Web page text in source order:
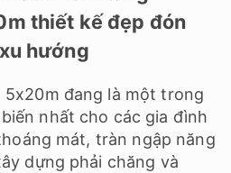
thiết kế đẹp đón
hướng
5x20m đang là một trong
nhất cho các gia đình
mát, tràn ngập năng
dựng phải chăng và